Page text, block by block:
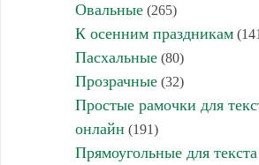
Овальные(265)
К осенним праздникам
Пасхальные(80)
Прозрачные(32)
Простые рамочки для
онлайн (191)
Прямоугольные для